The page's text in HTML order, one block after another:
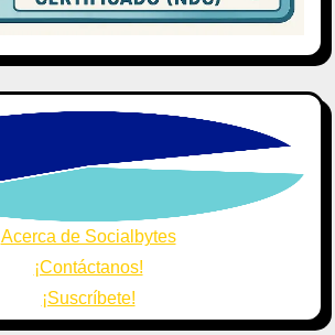
Acerca de Socialbytes
¡Contáctanos!
¡Suscríbete!